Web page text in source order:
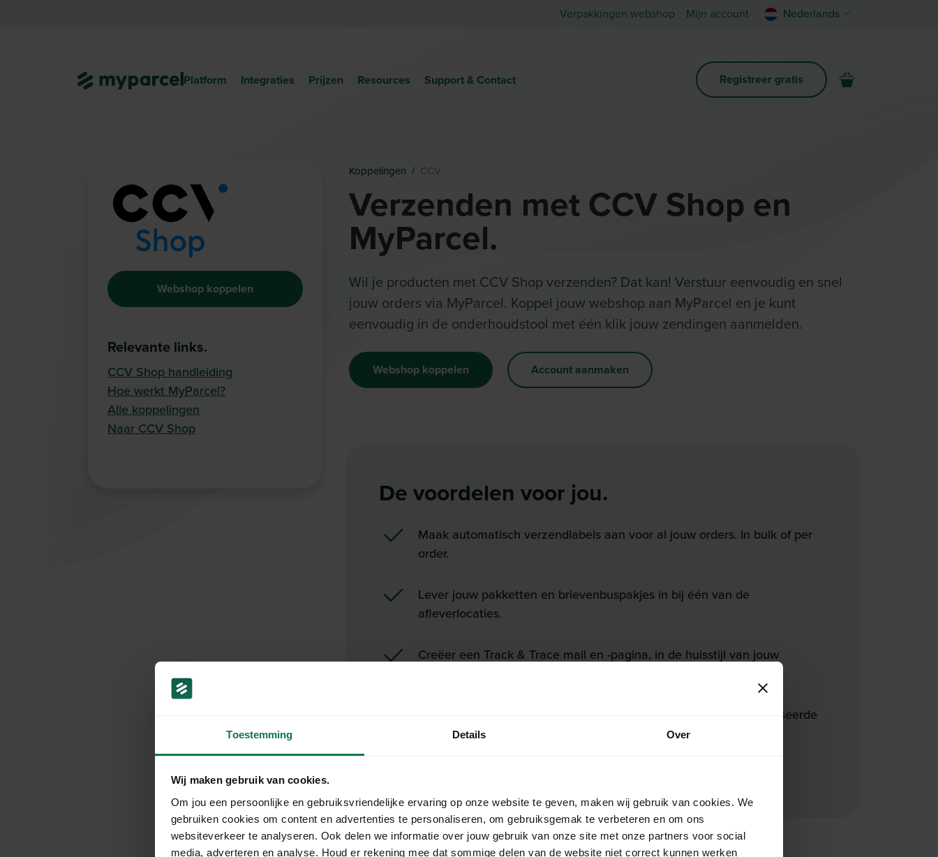
Toestemming Details Over
Wij maken gebruik van cookies.
Om jou een persoonlijke en gebruiksvriendelijke ervaring op onze website te geven, maken wij gebruik van cookies. We
gebruiken cookies om content en advertenties te personaliseren, om gebruiksgemak te verbeteren en om ons
websiteverkeer te analyseren. Ook delen we informatie over jouw gebruik van onze site met onze partners voor social
media, adverteren en analyse. Houd er rekening mee dat sommige delen van de website niet correct kunnen werken
Verpakkingen webshop Mijn account Nederlands
Platform Integraties Prijzen Resources Support & Contact Registreer gratis
Webshop koppelen
Relevante links.
CCV Shop handleiding
Hoe werkt MyParcel?
Alle koppelingen
Naar CCV Shop
Koppelingen / CCV
Verzenden met CCV Shop en
MyParcel.
Wil je producten met CCV Shop verzenden? Dat kan! Verstuur eenvoudig en snel
jouw orders via MyParcel. Koppel jouw webshop aan MyParcel en je kunt
eenvoudig in de onderhoudstool met één klik jouw zendingen aanmelden.
Webshop koppelen Account aanmaken
De voordelen voor jou.
Maak automatisch verzendlabels aan voor al jouw orders. In bulk of per
order.
Lever jouw pakketten en brievenbuspakjes in bij één van de
afleverlocaties.
Creëer een Track & Trace mail en -pagina, in de huisstijl van jouw
Houd controle over jouw eigen retourproces met een gepersonaliseerde
retourservice.